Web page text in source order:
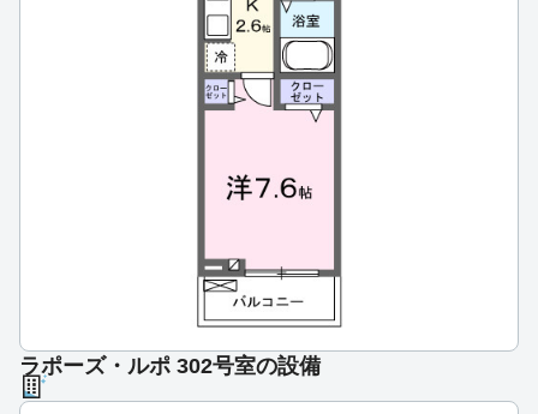
ラポーズ・ルポ 302号室の設備